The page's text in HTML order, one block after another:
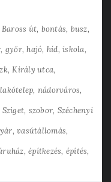
Baross út bontás busz
győr hajó híd iskola
Király utca
lakótelep nádorváros
Sziget szobor Széchenyi
vasútállomás
építkezés építés